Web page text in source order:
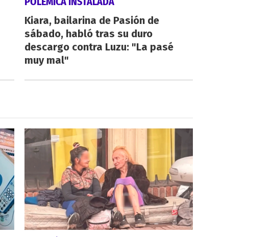
Kiara, bailarina de Pasión de
sábado, habló tras su duro
descargo contra Luzu: "La pasé
muy mal"